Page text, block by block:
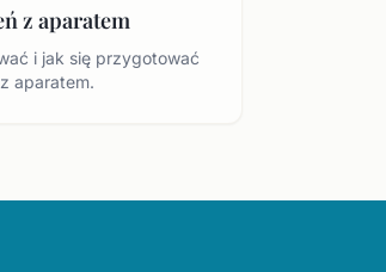
z aparatem
i jak się przygotować
aparatem.